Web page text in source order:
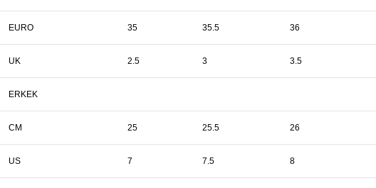
EURO 35 35.5 36
UK 2.5 3 3.5
ERKEK
CM 25 25.5 26
US 7 7.5 8